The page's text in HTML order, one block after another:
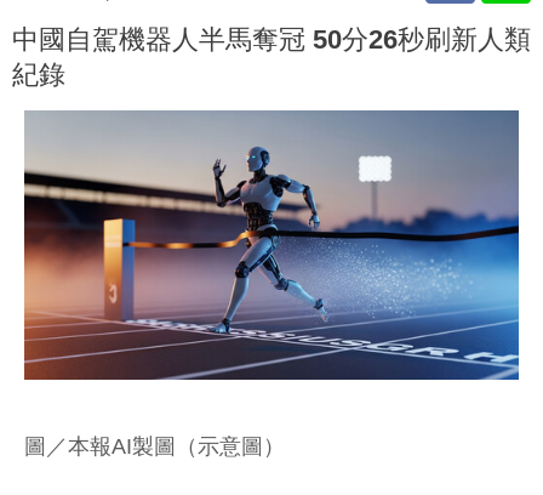
中國自駕機器人半馬奪冠 50分26秒刷新人類
紀錄
圖／本報AI製圖（示意圖）